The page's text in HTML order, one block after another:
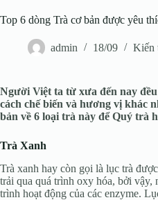
Top 6 dòng Trà cơ bản được yêu
admin 18/09 Kiến
Người Việt ta từ xưa đến nay
cách chế biến và hương vị khác
bản về 6 loại trà này để Quý trà
Trà Xanh
Trà xanh hay còn gọi là lục trà
trải qua quá trình oxy hóa, bởi vậy,
trình hoạt động của các enzyme.